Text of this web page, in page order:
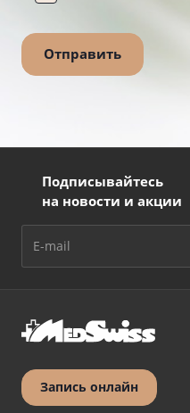
Подписывайтесь
на новости и акции
Запись онлайн